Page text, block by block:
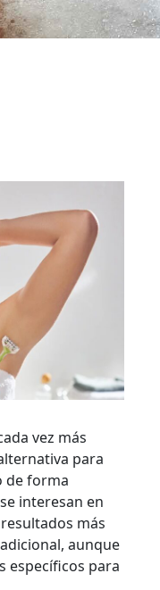
vez más
para
de forma
interesan en
más
aunque
específicos para